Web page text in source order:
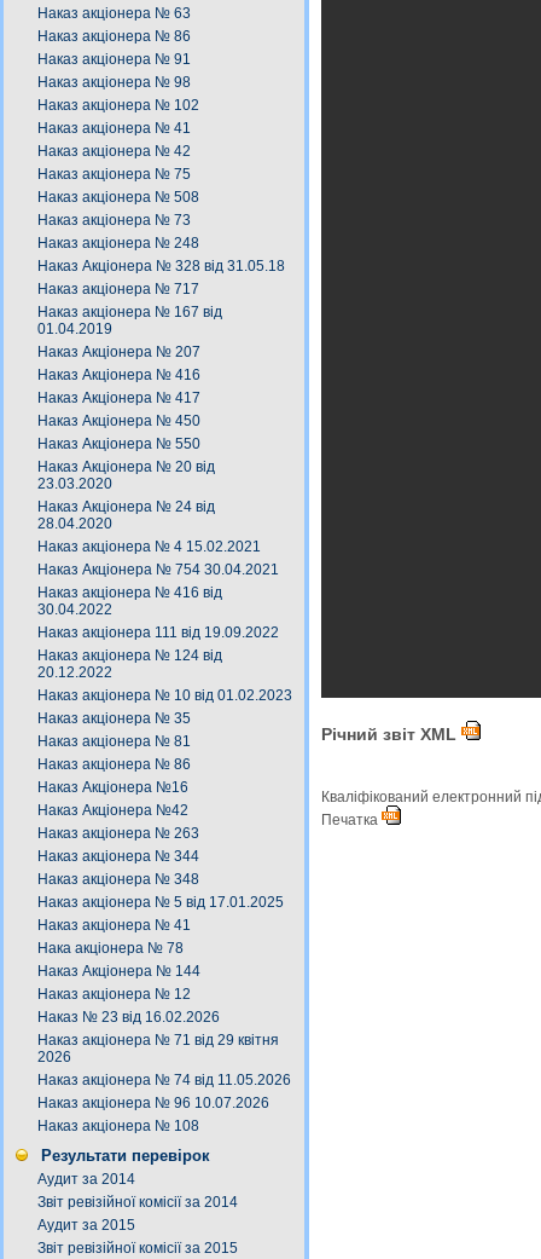
Наказ акціонера № 63
Наказ акціонера № 86
Наказ акціонера № 91
Наказ акціонера № 98
Наказ акціонера № 102
Наказ акціонера № 41
Наказ акціонера № 42
Наказ акціонера № 75
Наказ акціонера № 508
Наказ акціонера № 73
Наказ акціонера № 248
Наказ Акціонера № 328 від 31.05.18
Наказ акціонера № 717
Наказ акціонера № 167 від
01.04.2019
Наказ Акціонера № 207
Наказ Акціонера № 416
Наказ Акціонера № 417
Наказ Акціонера № 450
Наказ Акціонера № 550
Наказ Акціонера № 20 від
23.03.2020
Наказ Акціонера № 24 від
28.04.2020
Наказ акціонера № 4 15.02.2021
Наказ Акціонера № 754 30.04.2021
Наказ акціонера № 416 від
30.04.2022
Наказ акціонера 111 від 19.09.2022
Наказ акціонера № 124 від
20.12.2022
Наказ акціонера № 10 від 01.02.2023
Наказ акціонера № 35
Наказ акціонера № 81
Наказ акціонера № 86
Наказ Акціонера №16
Наказ Акціонера №42
Наказ акціонера № 263
Наказ акціонера № 344
Наказ акціонера № 348
Наказ акціонера № 5 від 17.01.2025
Наказ акціонера № 41
Нака акціонера № 78
Наказ Акціонера № 144
Наказ акціонера № 12
Наказ № 23 від 16.02.2026
Наказ акціонера № 71 від 29 квітня
2026
Наказ акціонера № 74 від 11.05.2026
Наказ акціонера № 96 10.07.2026
Наказ акціонера № 108
Результати перевірок
Аудит за 2014
Звіт ревізійної комісії за 2014
Аудит за 2015
Звіт ревізійної комісії за 2015
Річний звіт XML
Кваліфікований електронний
Печатка